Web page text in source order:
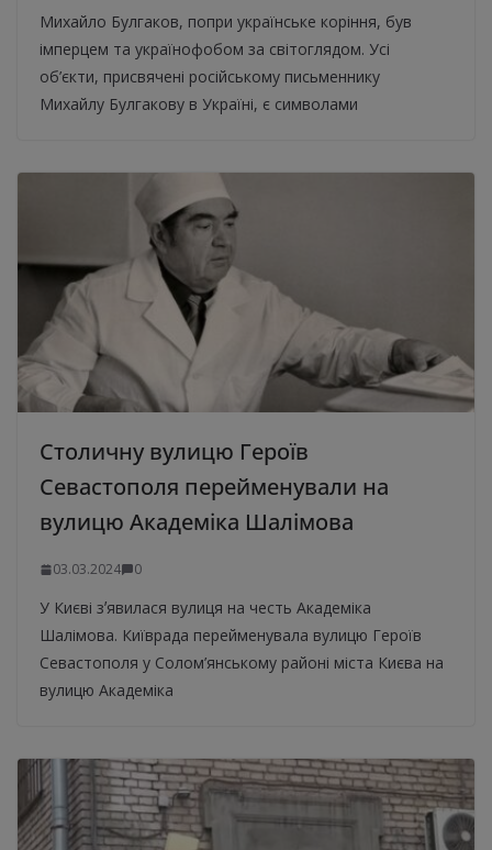
Михайло Булгаков, попри українське коріння, був
імперцем та українофобом за світоглядом. Усі
об’єкти, присвячені російському письменнику
Михайлу Булгакову в Україні, є символами
Столичну вулицю Героїв
Севастополя перейменували на
вулицю Академіка Шалімова
03.03.2024 0
У Києві зʼявилася вулиця на честь Академіка
Шалімова. Київрада перейменувала вулицю Героїв
Севастополя у Солом’янському районі міста Києва на
вулицю Академіка